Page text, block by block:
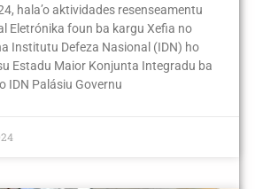
hala’o aktividades resenseamentu
Eletrónika foun ba kargu Xefia no
Institutu Defeza Nasional (IDN) ho
Estadu Maior Konjunta Integradu ba
IDN Palásiu Governu